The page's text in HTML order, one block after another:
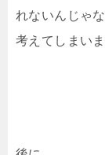
れないんじゃ
考えてしまいま